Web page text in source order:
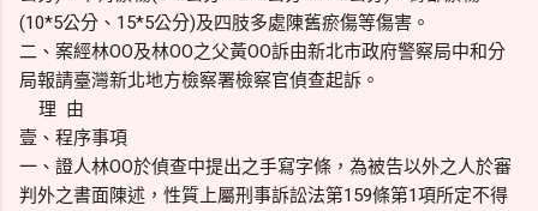
(10*5公分、15*5公分)及四肢多處陳舊瘀傷等傷害。
二、案經林OO及林OO之父黃OO訴由新北市政府警察局中和分
局報請臺灣新北地方檢察署檢察官偵查起訴。
理 由
壹、程序事項
一、證人林OO於偵查中提出之手寫字條，為被告以外之人於審
判外之書面陳述，性質上屬刑事訴訟法第159條第1項所定不得